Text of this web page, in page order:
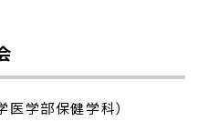
医学部保健学科）